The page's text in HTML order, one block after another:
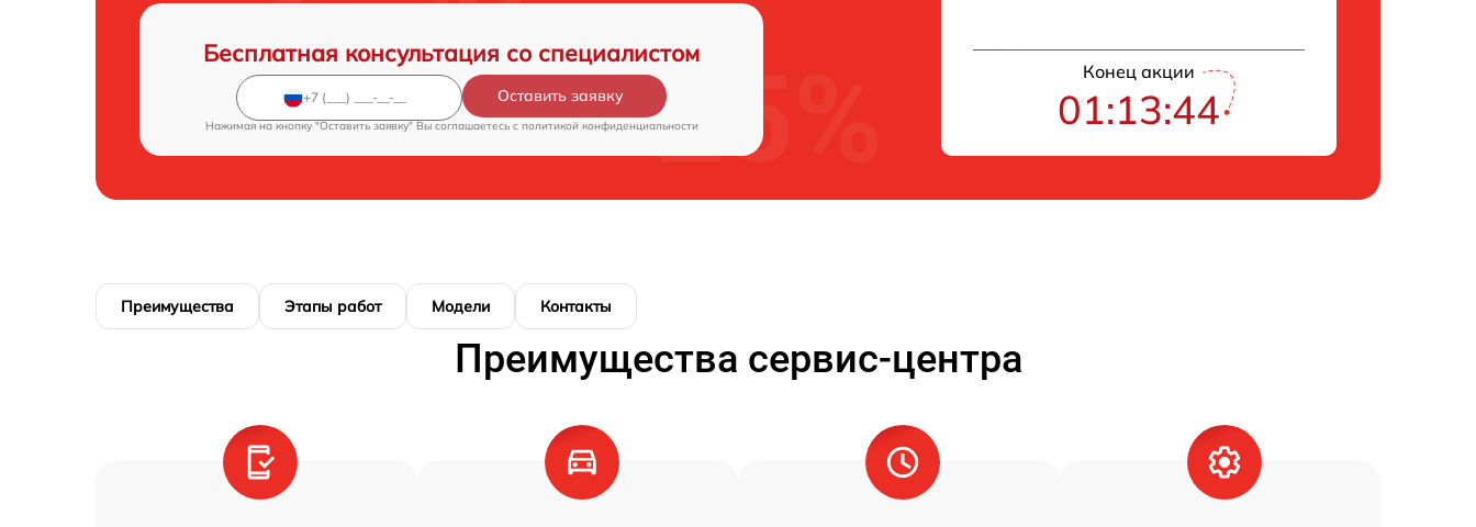
Бесплатная консультация со специалистом
Оставить заявку
Нажимая на кнопку "Оставить заявку" Вы соглашаетесь c политикой конфиденциальности
Конец акции
01:13:43
Преимущества Этапы работ Модели Контакты
Преимущества сервис-центра